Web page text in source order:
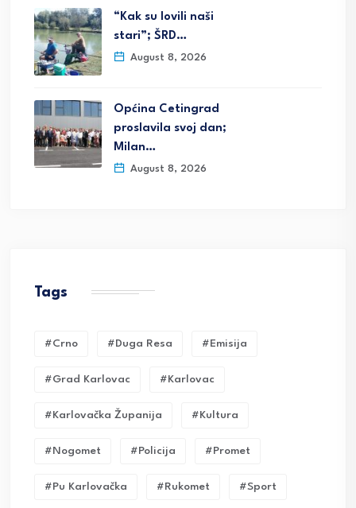
“Kak su lovili naši
stari”; ŠRD…
August 8, 2026
Općina Cetingrad
proslavila svoj dan;
Milan…
August 8, 2026
Tags
#crno #duga Resa #emisija
#grad Karlovac #karlovac
#karlovačka Županija #kultura
#nogomet #policija #promet
#pu Karlovačka #rukomet #sport